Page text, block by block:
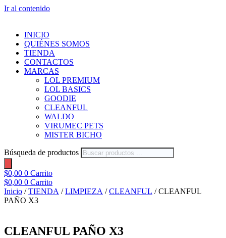
Ir al contenido
INICIO
QUIÉNES SOMOS
TIENDA
CONTACTOS
MARCAS
LOL PREMIUM
LOL BASICS
GOODIE
CLEANFUL
WALDO
VIRUMEC PETS
MISTER BICHO
Búsqueda de productos
$0,00 0 Carrito
$0,00 0 Carrito
Inicio /TIENDA /LIMPIEZA /CLEANFUL / CLEANFUL
PAÑO X3
CLEANFUL PAÑO X3